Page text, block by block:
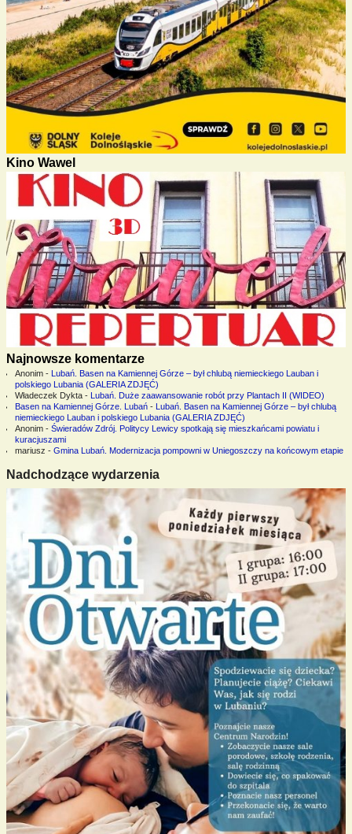
Kino Wawel
Najnowsze komentarze
Anonim- Lubań. Basen na Kamiennej Górze – był chlubą niemieckiego Lauban i
polskiego Lubania (GALERIA ZDJĘĆ)
Władeczek Dykta- Lubań. Duże zaawansowanie robót przy Plantach II (WIDEO)
Basen na Kamiennej Górze. Lubań- Lubań. Basen na Kamiennej Górze – był chlubą
niemieckiego Lauban i polskiego Lubania (GALERIA ZDJĘĆ)
Anonim- Świeradów Zdrój. Politycy Lewicy spotkają się mieszkańcami powiatu i
kuracjuszami
mariusz - Gmina Lubań. Modernizacja pompowni w Uniegoszczy na końcowym etapie
Nadchodzące wydarzenia